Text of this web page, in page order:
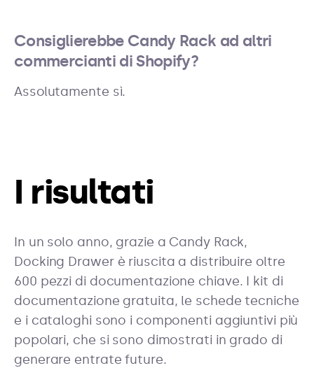
Consiglierebbe Candy Rack ad altri
commercianti di Shopify?
Assolutamente sì.
I risultati
In un solo anno, grazie a Candy Rack,
Docking Drawer è riuscita a distribuire oltre
600 pezzi di documentazione chiave. I kit di
documentazione gratuita, le schede tecniche
e i cataloghi sono i componenti aggiuntivi più
popolari, che si sono dimostrati in grado di
generare entrate future.